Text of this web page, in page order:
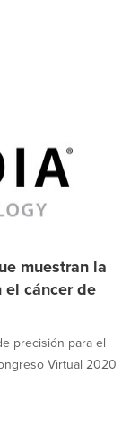
muestran la
cáncer de
precisión para el
Virtual 2020